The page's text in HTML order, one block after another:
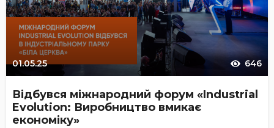
01.05.25 646
Відбувся міжнародний форум «Industrial
Evolution: Виробництво вмикає
економіку»